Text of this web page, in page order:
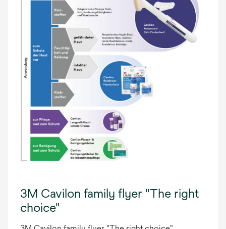
3M Cavilon family flyer "The right
choice"